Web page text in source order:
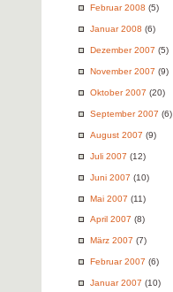
Februar 2008 (5)
Januar 2008 (6)
Dezember 2007 (5)
November 2007 (9)
Oktober 2007 (20)
September 2007 (6)
August 2007 (9)
Juli 2007 (12)
Juni 2007 (10)
Mai 2007 (11)
April 2007 (8)
März 2007 (7)
Februar 2007 (6)
Januar 2007 (10)